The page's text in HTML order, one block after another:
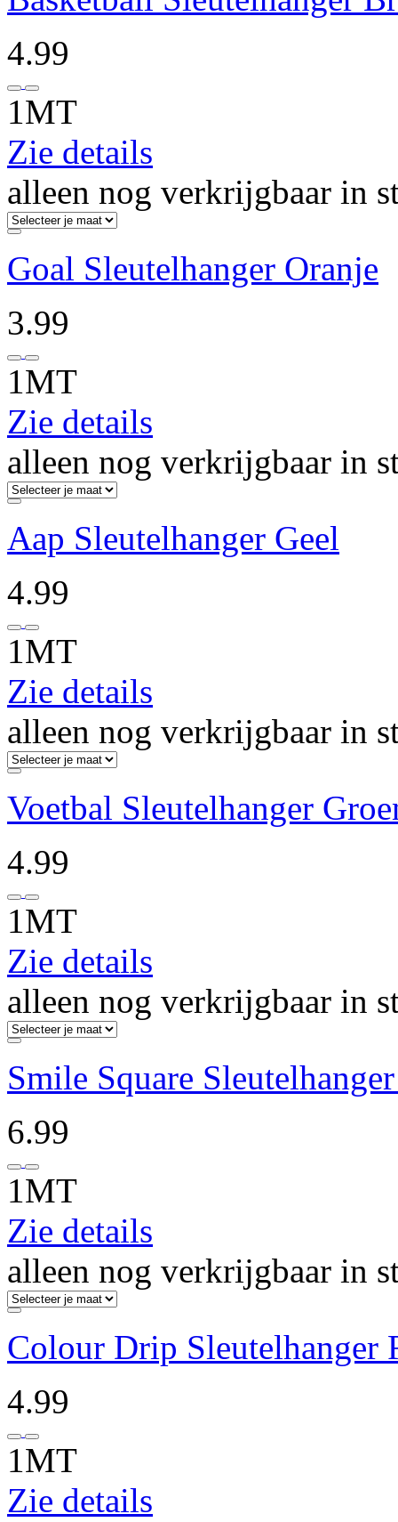
4.99
1MT
Zie details
alleen nog verkrijgbaar in
Goal Sleutelhanger Oranje
3.99
1MT
Zie details
alleen nog verkrijgbaar in
Aap Sleutelhanger Geel
4.99
1MT
Zie details
alleen nog verkrijgbaar in
Voetbal Sleutelhanger
4.99
1MT
Zie details
alleen nog verkrijgbaar in
Smile Square
6.99
1MT
Zie details
alleen nog verkrijgbaar in
Colour Drip Sleutelhanger
4.99
1MT
Zie details